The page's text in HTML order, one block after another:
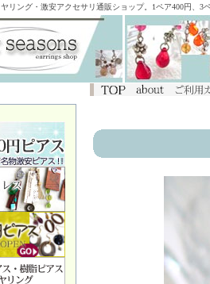
リング・激安アクセサリ通販ショップ。1ペア400円、